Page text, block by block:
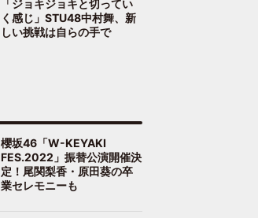
「ジョキジョキと切ってい
く感じ」STU48中村舞、新
しい挑戦は自らの手で
櫻坂46「W-KEYAKI
FES.2022」振替公演開催決
定！尾関梨香・原田葵の卒
業セレモニーも